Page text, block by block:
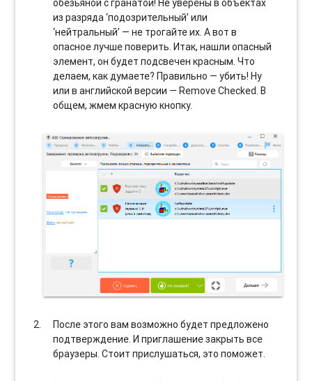
обезьяной с гранатой! Не уверены в объектах
из разряда ‘подозрительный’ или
‘нейтральный’ — не трогайте их. А вот в
опасное лучше поверить. Итак, нашли опасный
элемент, он будет подсвечен красным. Что
делаем, как думаете? Правильно — убить! Ну
или в английской версии — Remove Checked. В
общем, жмем красную кнопку.
После этого вам возможно будет предложено
подтверждение. И приглашение закрыть все
браузеры. Стоит прислушаться, это поможет.